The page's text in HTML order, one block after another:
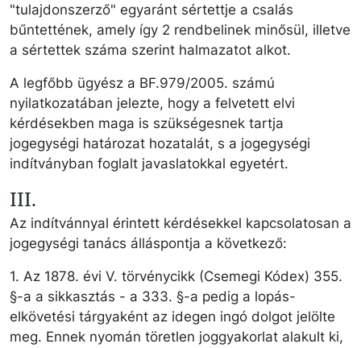
"tulajdonszerző" egyaránt sértettje a csalás
bűntettének, amely így 2 rendbelinek minősül, illetve
a sértettek száma szerint halmazatot alkot.
A legfőbb ügyész a BF.979/2005. számú
nyilatkozatában jelezte, hogy a felvetett elvi
kérdésekben maga is szükségesnek tartja
jogegységi határozat hozatalát, s a jogegységi
indítványban foglalt javaslatokkal egyetért.
III.
Az indítvánnyal érintett kérdésekkel kapcsolatosan a
jogegységi tanács álláspontja a következő:
1. Az 1878. évi V. törvénycikk (Csemegi Kódex) 355.
§-a a sikkasztás - a 333. §-a pedig a lopás-
elkövetési tárgyaként az idegen ingó dolgot jelölte
meg. Ennek nyomán töretlen joggyakorlat alakult ki,